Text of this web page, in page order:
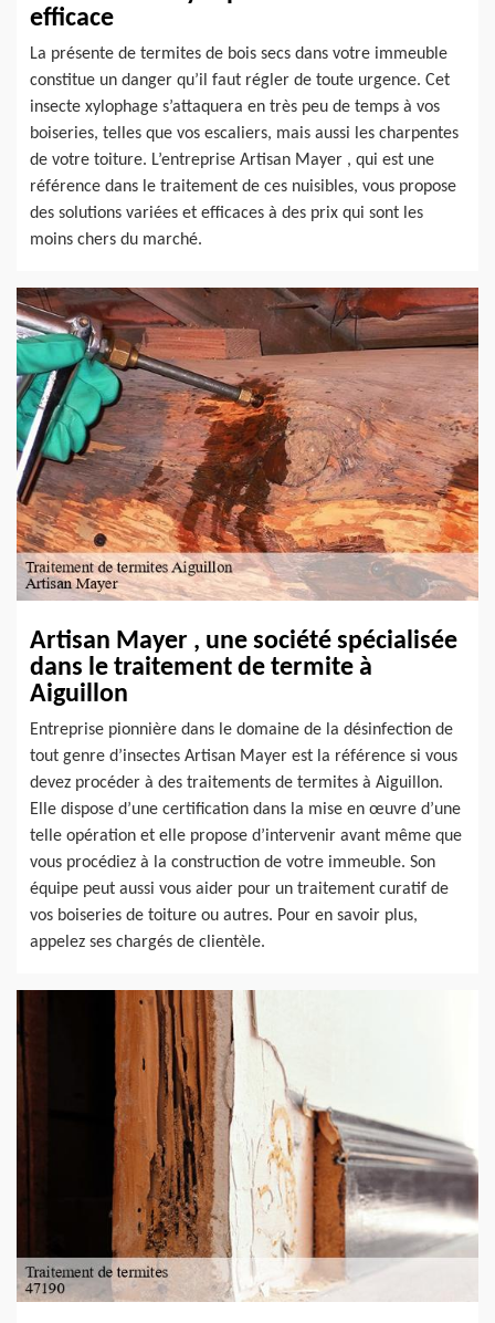
efficace
La présente de termites de bois secs dans votre immeuble
constitue un danger qu’il faut régler de toute urgence. Cet
insecte xylophage s’attaquera en très peu de temps à vos
boiseries, telles que vos escaliers, mais aussi les charpentes
de votre toiture. L’entreprise Artisan Mayer , qui est une
référence dans le traitement de ces nuisibles, vous propose
des solutions variées et efficaces à des prix qui sont les
moins chers du marché.
Artisan Mayer , une société spécialisée
dans le traitement de termite à
Aiguillon
Entreprise pionnière dans le domaine de la désinfection de
tout genre d’insectes Artisan Mayer est la référence si vous
devez procéder à des traitements de termites à Aiguillon.
Elle dispose d’une certification dans la mise en œuvre d’une
telle opération et elle propose d’intervenir avant même que
vous procédiez à la construction de votre immeuble. Son
équipe peut aussi vous aider pour un traitement curatif de
vos boiseries de toiture ou autres. Pour en savoir plus,
appelez ses chargés de clientèle.